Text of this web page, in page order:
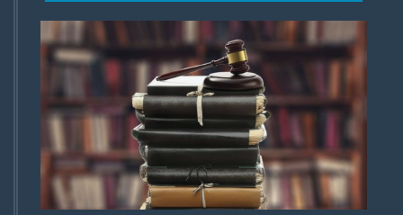
mlotekistosik.jpg